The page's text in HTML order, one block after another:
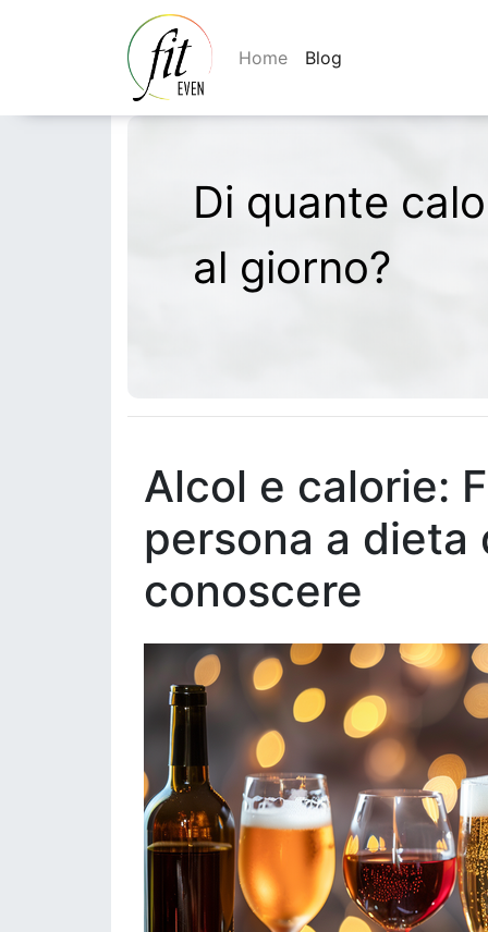
Home Blog
Di quante
al giorno?
Alcol e calorie:
persona a dieta
conoscere